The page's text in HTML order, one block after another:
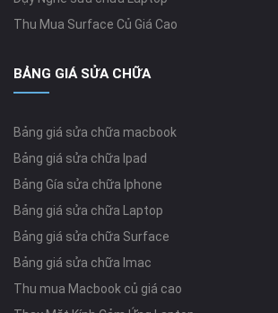
Thu Mua Surface Củ Giá Cao
BẢNG GIÁ SỬA CHỮA
Bảng giá sửa chữa macbook
Bảng giá sửa chữa Ipad
Bảng Gía sửa chữa Iphone
Bảng giá sửa chữa Laptop
Bảng giá sửa chữa Surface
Bảng giá sửa chữa Imac
Thu mua Macbook củ giá cao